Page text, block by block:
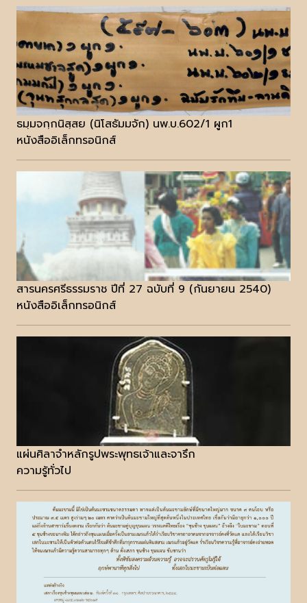
ธมฺมจกฺกนิสฺสย (นิโสธัมมจัก) นพ.บ.602/1 ผูก1
หนังสืออิเล็กทรอนิกส์
สารนครศรีธรรมราช ปีที่ 27 ฉบับที่ 9 (กันยายน 2540)
หนังสืออิเล็กทรอนิกส์
แผ่นศิลาจำหลักรูปพระพุทธเจ้าและจารึก
ความรู้ทั่วไป